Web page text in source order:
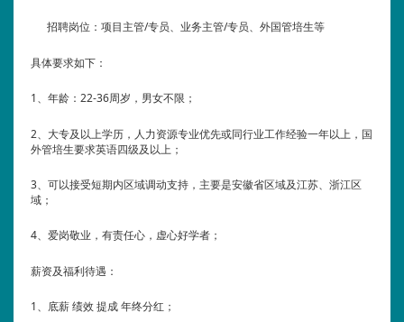
招聘岗位：项目主管/专员、业务主管/专员、外国管培生等
具体要求如下：
1、年龄：22-36周岁，男女不限；
2、大专及以上学历，人力资源专业优先或同行业工作经验一年以上，国
外管培生要求英语四级及以上；
3、可以接受短期内区域调动支持，主要是安徽省区域及江苏、浙江区
域；
4、爱岗敬业，有责任心，虚心好学者；
薪资及福利待遇：
1、底薪 绩效 提成 年终分红；